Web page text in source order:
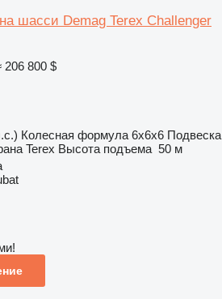
шасси Demag Terex Challenger
206 800 $
Колесная формула 6x6x6 Подвеска
Terex Высота подъема 50 м